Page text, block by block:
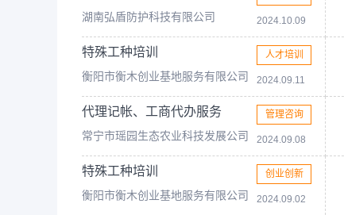
湖南弘盾防护科技有限公司 2024.10.09
特殊工种培训
衡阳市衡木创业基地服务有限公司
人才培训
2024.09.11
代理记帐、工商代办服务
常宁市瑶园生态农业科技发展公司
管理咨询
2024.09.08
特殊工种培训
衡阳市衡木创业基地服务有限公司
创业创新
2024.09.02